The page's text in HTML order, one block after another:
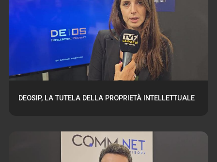
DEOSIP, LA TUTELA DELLA PROPRIETÀ INTELLETTUALE